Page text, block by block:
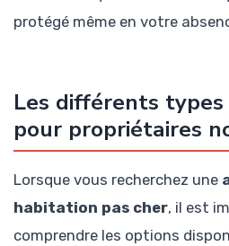
protégé même en votre
Les différents
pour propriétaires
Lorsque vous recherchez une
habitation pas cher, il est
comprendre les options